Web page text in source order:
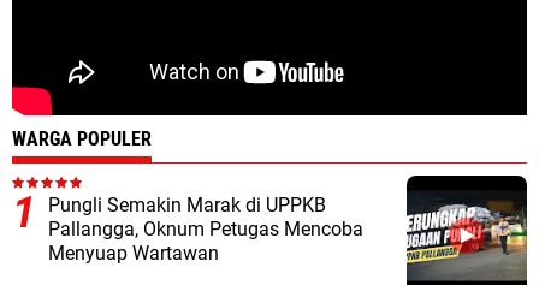
WARGA POPULER
Pungli Semakin Marak di UPPKB
Pallangga, Oknum Petugas Mencoba
Menyuap Wartawan